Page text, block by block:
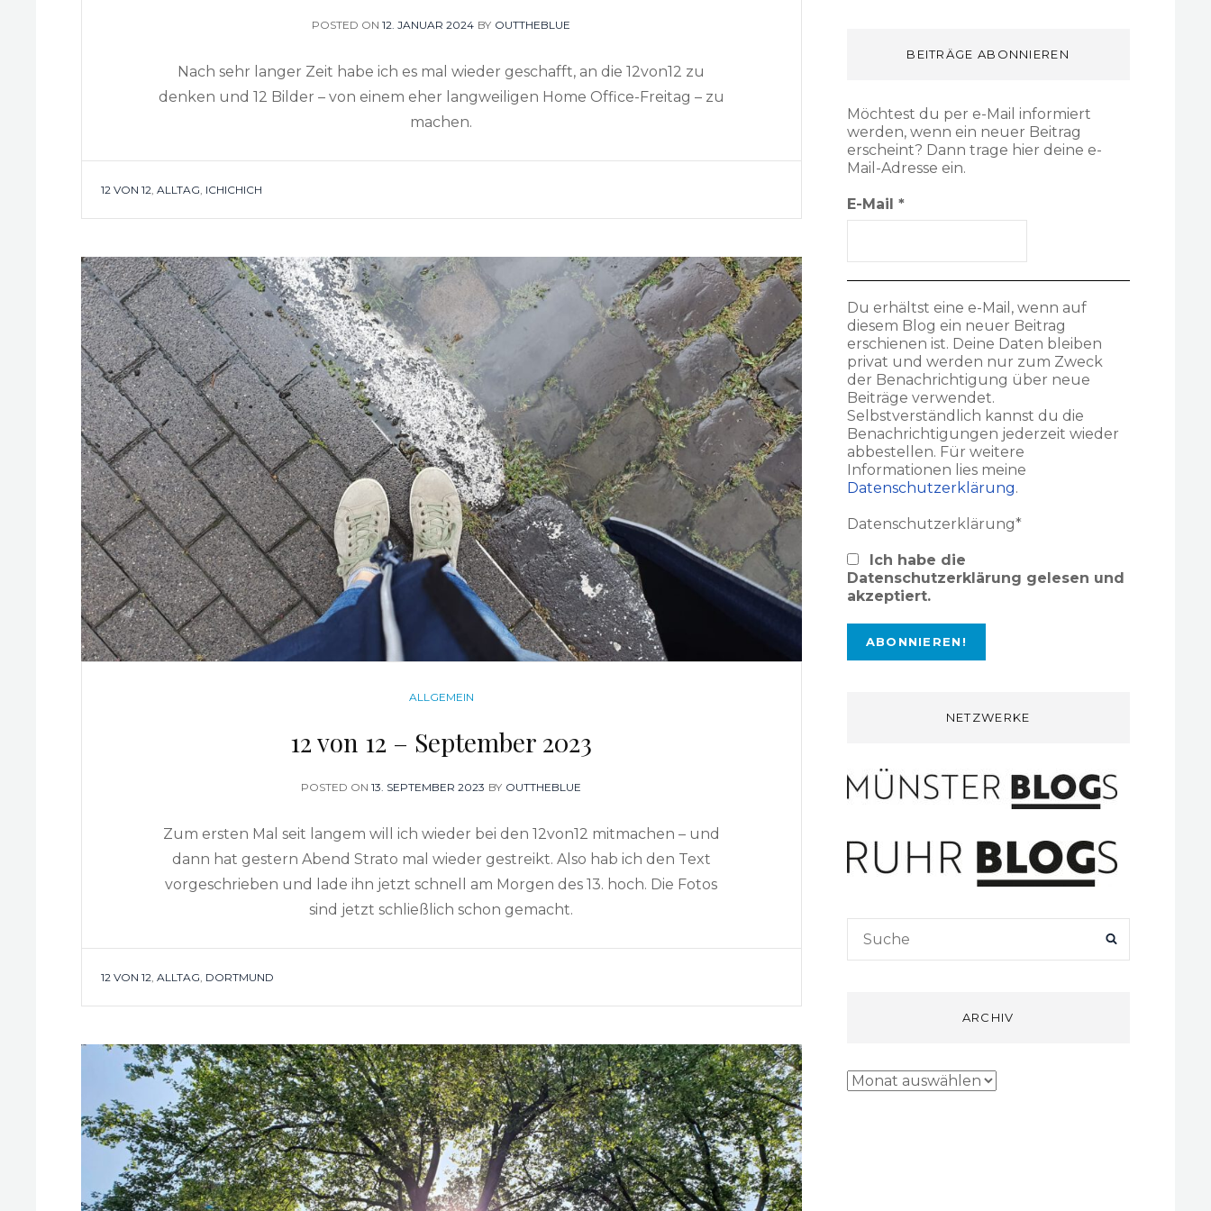
POSTED ONPOSTED
12. JANUAR 2024 BY OUTTHEBLUE
Nach sehr langer Zeit habe ich es mal wieder geschafft, an die 12von12 zu
denken und 12 Bilder – von einem eher langweiligen Home Office-Freitag – zu
machen.
TAGS
12 VON 12 ,ALLTAG ICHICHICH
CATEGORIES
ALLGEMEIN
12 von 12 – September 2023
POSTED ONPOSTED
13. SEPTEMBER 2023 BY OUTTHEBLUE
Zum ersten Mal seit langem will ich wieder bei den 12von12 mitmachen – und
dann hat gestern Abend Strato mal wieder gestreikt. Also hab ich den Text
vorgeschrieben und lade ihn jetzt schnell am Morgen des 13. hoch. Die Fotos
sind jetzt schließlich schon gemacht.
TAGS
12 VON 12,ALLTAG, DORTMUND
BEITRÄGE ABONNIEREN
Möchtest du per e-Mail informiert
werden, wenn ein neuer Beitrag
erscheint? Dann trage hier deine e-
Mail-Adresse ein.
E-Mail *
Du erhältst eine e-Mail, wenn auf
diesem Blog ein neuer Beitrag
erschienen ist. Deine Daten bleiben
privat und werden nur zum Zweck
der Benachrichtigung über neue
Beiträge verwendet.
Selbstverständlich kannst du die
Benachrichtigungen jederzeit wieder
abbestellen. Für weitere
Informationen lies meine
Datenschutzerklärung.
Datenschutzerklärung*
Ich habe die
Datenschutzerklärung gelesen und
akzeptiert.
NETZWERKE
Search
ARCHIV
Archiv